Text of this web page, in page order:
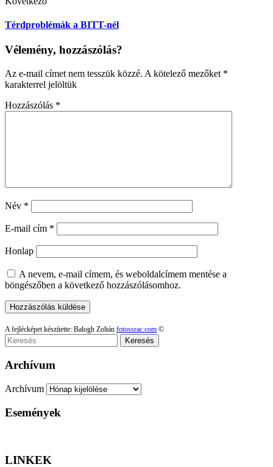
Térdproblémák a BITT-nél
Vélemény, hozzászólás?
Az e-mail címet nem tesszük közzé. A kötelező mezőket *
karakterrel jelöltük
Hozzászólás *
Név *
E-mail cím *
Honlap
A nevem, e-mail címem, és weboldalcímem mentése a
böngészőben a következő hozzászólásomhoz.
A fejlécképet készítette: Balogh Zoltán fotossrac.com ©
Keresés
Archívum
Archívum
Események
LINKEK